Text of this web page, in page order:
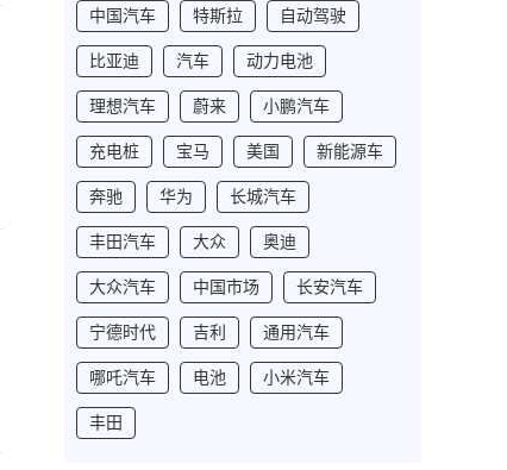
中国汽车 特斯拉 自动驾驶
比亚迪 汽车 动力电池
理想汽车 蔚来 小鹏汽车
充电桩 宝马 美国 新能源车
奔驰 华为 长城汽车
丰田汽车 大众 奥迪
大众汽车 中国市场 长安汽车
宁德时代 吉利 通用汽车
哪吒汽车 电池 小米汽车
丰田